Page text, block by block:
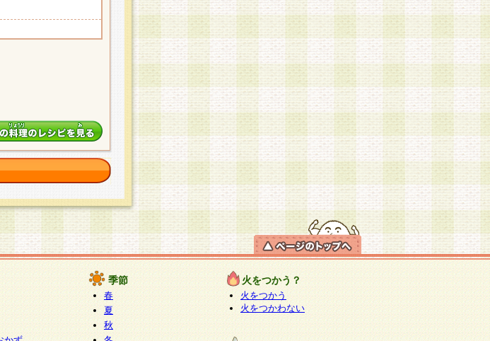
季節
春
夏
秋
火をつかう？
火をつかう
火をつかわない